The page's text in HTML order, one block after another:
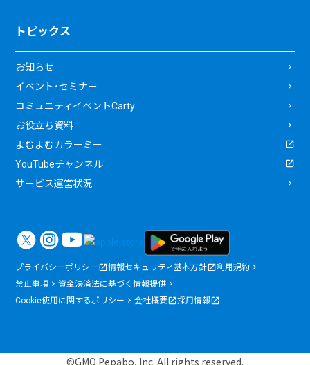
トピックス
お知らせ
イベント・セミナー
コミュニティイベントCarty
お役立ち資料
よむよむカラーミー
YouTubeチャンネル
サービス運営状況
プライバシーポリシー 情報セキュリティ基本方針
利用規約
禁止事項
資金決済法に基づく情報提供
Cookie使用に関するポリシー
会社概要 採用情報
©GMO Pepabo, Inc. All rights reserved.